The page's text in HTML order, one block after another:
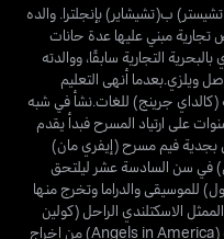
ب(تشيشاير) بإنجلترا. والده
مبني عليها عدة حانات
التجارية سابقًا، ووالدته
ويلزي.بعدما أنهى التعليم
جرينج) للغات.نشأ في شبه
(ويرّال). وقد شجعته والدته في سن 6 سنوات على ارتياد المسرح فبدأ يقدم
بجدية فيم مسرح (إيفري مان)
في سن السادسة عشر ليلتحق
للموسيقى والدراما وتخرج منها
الممثل الاسكتلندي الراحل (كولين
مكّورماك).).في نوفمبر 1993 ظهر في مسرحية (Angels in America) من إخراج